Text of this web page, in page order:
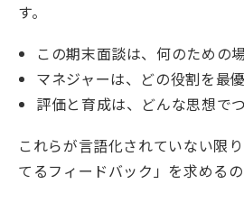
す。
この期末面談は、何のための
マネジャーは、どの役割を最
評価と育成は、どんな思想で
これらが言語化されていない限
てるフィードバック」を求めるの